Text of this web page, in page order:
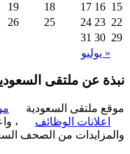
16
17
23
24
30
31
يوليو
عن ملتقى السعودية:
ملتقى السعودية موقع
الوظائف
،
من الصحف